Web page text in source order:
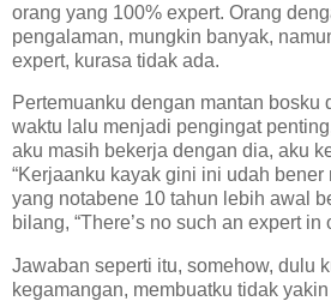
orang yang 100% expert. Orang
pengalaman, mungkin banyak,
expert, kurasa tidak ada.
Pertemuanku dengan mantan bosku
waktu lalu menjadi pengingat
aku masih bekerja dengan dia, aku
“Kerjaanku kayak gini ini udah bener
yang notabene 10 tahun lebih awal
bilang, “There’s no such an expert in
Jawaban seperti itu, somehow, dulu
kegamangan, membuatku tidak